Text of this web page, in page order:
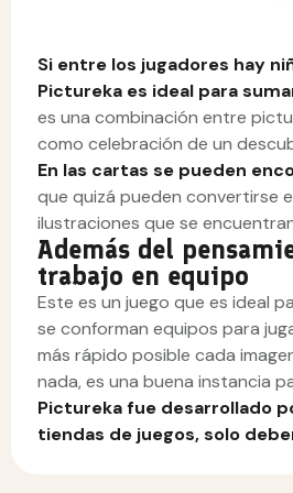
Si entre los jugadores hay
Pictureka es ideal para
es una combinación entre
como celebración de un
En las cartas se pueden
que quizá pueden convertirse
ilustraciones que se
Además del
trabajo en equipo
Este es un juego que es ideal
se conforman equipos para
más rápido posible cada
nada, es una buena instancia
Pictureka fue desarrollado
tiendas de juegos, solo